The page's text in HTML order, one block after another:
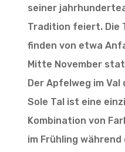
seiner
Tradition feiert. Die
finden von etwa
Mitte November
Der Apfelweg im Val
Sole Tal ist eine
Kombination von
im Frühling